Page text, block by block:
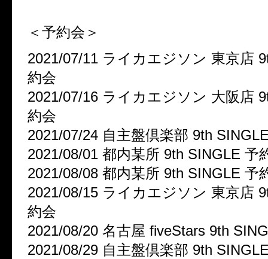
＜予約会＞
2021/07/11 ライカエジソン 東京店
約会
2021/07/16 ライカエジソン 大阪店
約会
2021/07/24 自主盤倶楽部 9th
2021/08/01 都内某所 9th SINGLE 予
2021/08/08 都内某所 9th SINGLE 予
2021/08/15 ライカエジソン 東京店
約会
2021/08/20 名古屋 fiveStars 9th
2021/08/29 自主盤倶楽部 9th